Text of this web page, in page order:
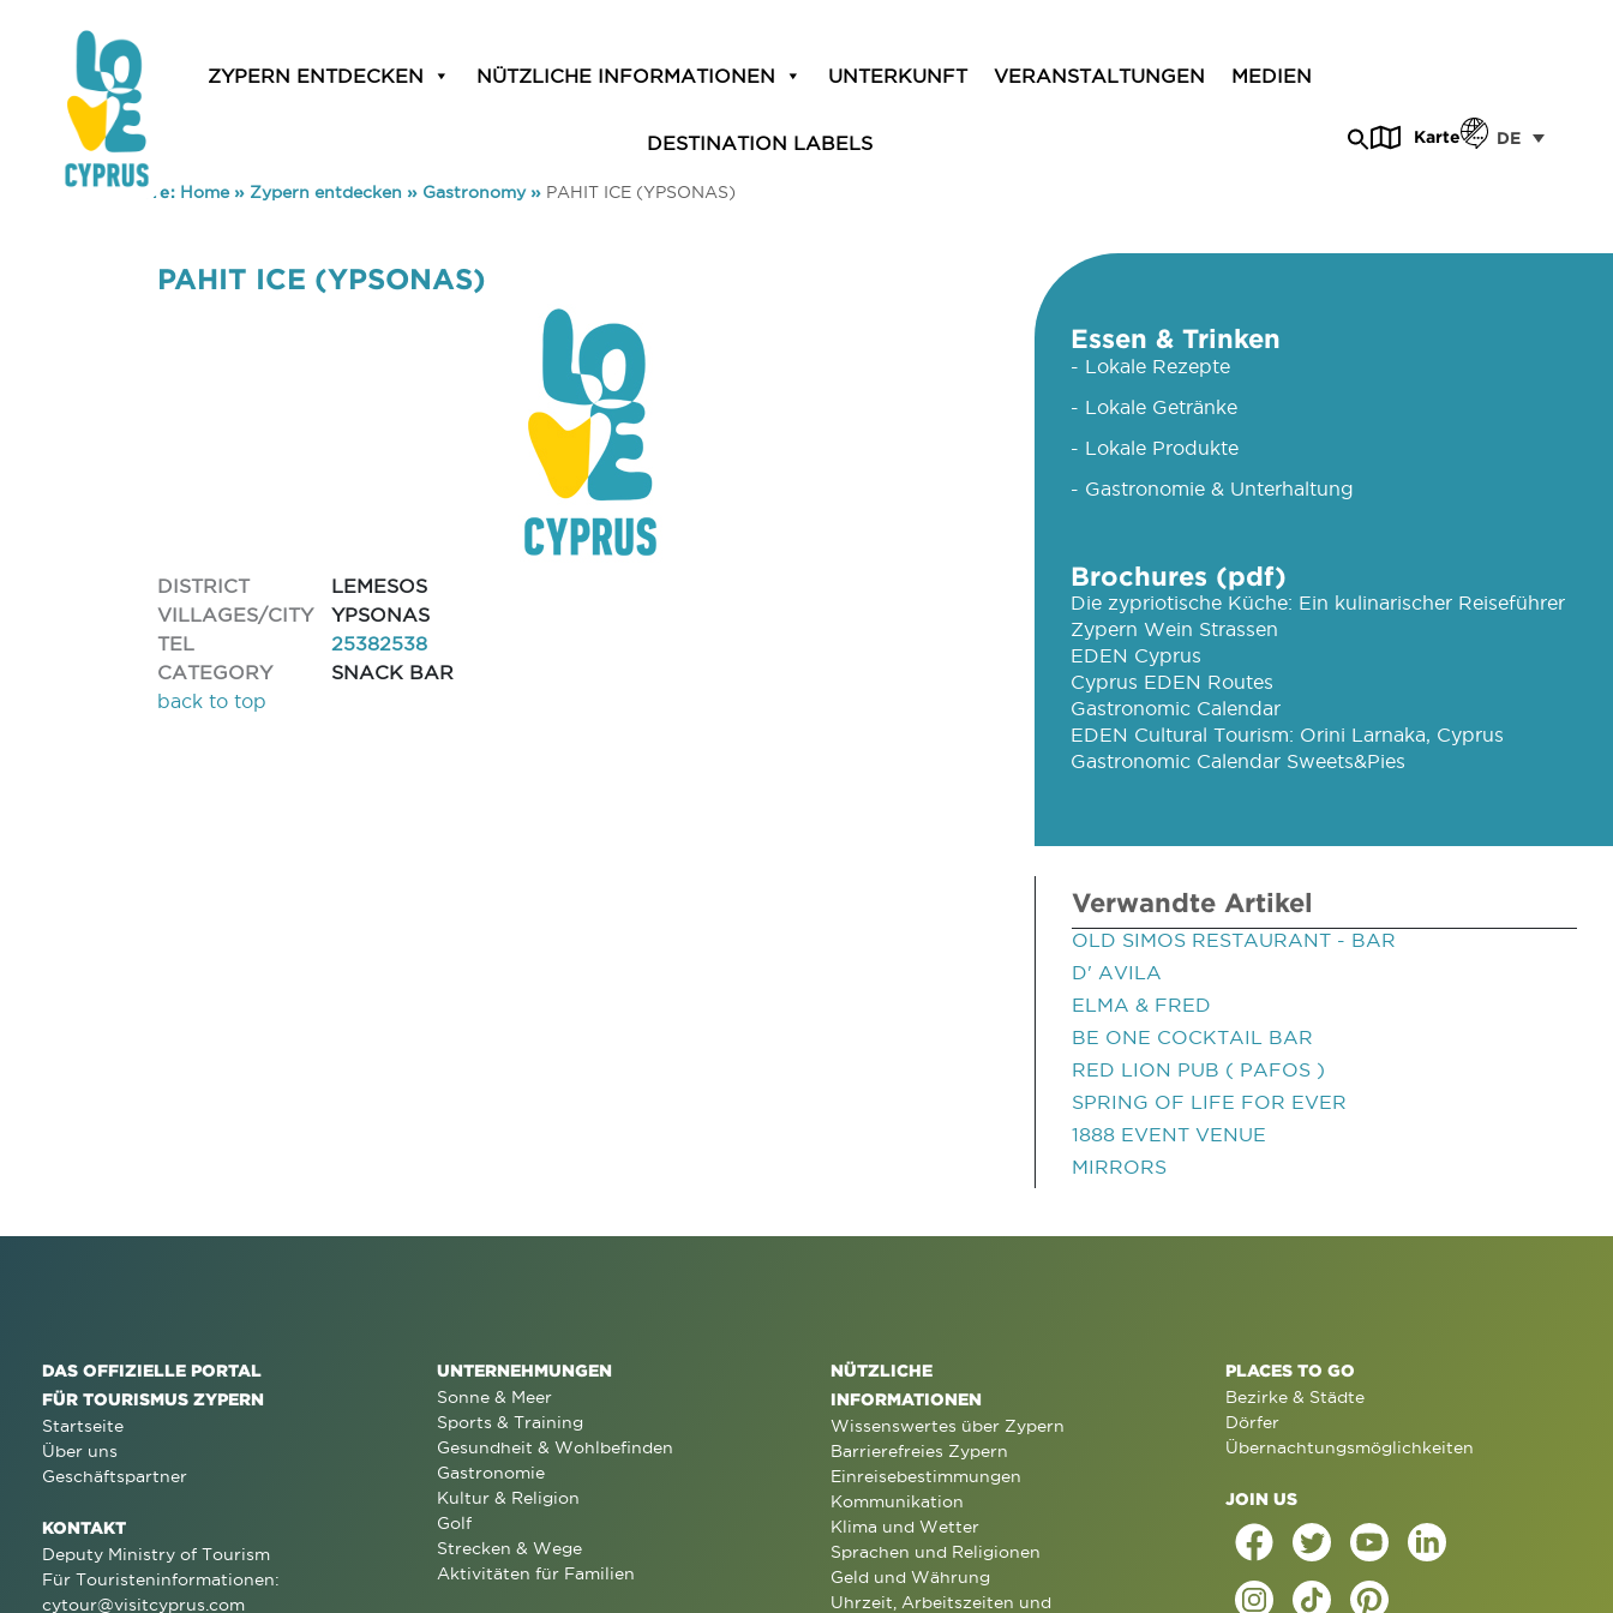
ZYPERN ENTDECKEN NÜTZLICHE INFORMATIONEN UNTERKUNFT VERANSTALTUNGEN MEDIEN
DESTINATION LABELS Karte DE
You are here: Home» Zypern entdecken » Gastronomy» PAHIT ICE (YPSONAS)
PAHIT ICE (YPSONAS)
DISTRICT
LEMESOS
VILLAGES/CITY
YPSONAS
TEL
25382538
CATEGORY
SNACK BAR
back to top
Essen & Trinken
- Lokale Rezepte
- Lokale Getränke
- Lokale Produkte
- Gastronomie & Unterhaltung
Brochures (pdf)
Die zypriotische Küche: Ein kulinarischer Reiseführer
Zypern Wein Strassen
EDEN Cyprus
Cyprus EDEN Routes
Gastronomic Calendar
EDEN Cultural Tourism: Orini Larnaka, Cyprus
Gastronomic Calendar Sweets&Pies
Verwandte Artikel
OLD SIMOS RESTAURANT - BAR
D' AVILA
ELMA & FRED
BE ONE COCKTAIL BAR
RED LION PUB ( PAFOS )
SPRING OF LIFE FOR EVER
1888 EVENT VENUE
MIRRORS
DAS OFFIZIELLE PORTAL
FÜR TOURISMUS ZYPERN
Startseite
Über uns
Geschäftspartner
KONTAKT
Deputy Ministry of Tourism
Für Touristeninformationen:
cytour@visitcyprus.com
UNTERNEHMUNGEN
Sonne & Meer
Sports & Training
Gesundheit & Wohlbefinden
Gastronomie
Kultur & Religion
Golf
Strecken & Wege
Aktivitäten für Familien
NÜTZLICHE
INFORMATIONEN
Wissenswertes über Zypern
Barrierefreies Zypern
Einreisebestimmungen
Kommunikation
Klima und Wetter
Sprachen und Religionen
Geld und Währung
Uhrzeit, Arbeitszeiten und
PLACES TO GO
Bezirke & Städte
Dörfer
Übernachtungsmöglichkeiten
JOIN US